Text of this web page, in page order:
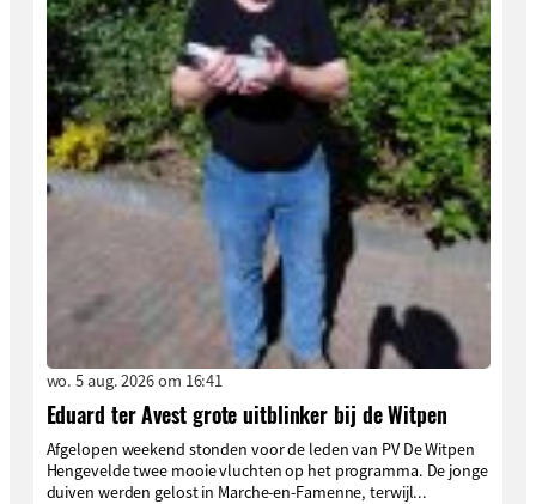
wo. 5 aug. 2026 om 16:41
Eduard ter Avest grote uitblinker bij de Witpen
Afgelopen weekend stonden voor de leden van PV De Witpen
Hengevelde twee mooie vluchten op het programma. De jonge
duiven werden gelost in Marche-en-Famenne, terwijl...